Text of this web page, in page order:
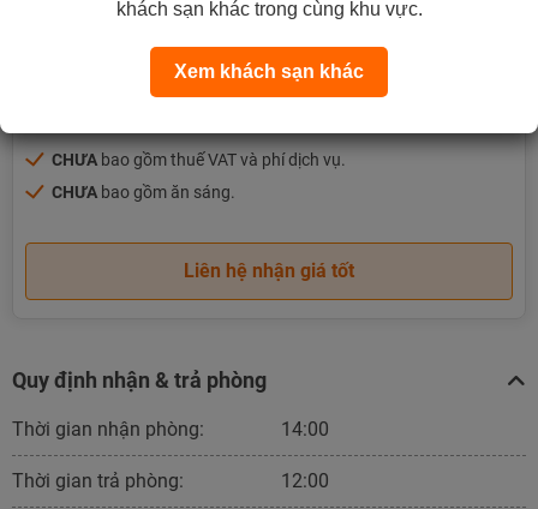
CHƯA bao gồm thuế VAT và phí dịch vụ.
CHƯA bao gồm ăn sáng.
Liên hệ nhận giá tốt
Quy định nhận & trả phòng
Thời gian nhận phòng: 14:00
Thời gian trả phòng: 12:00
khách sạn khác trong cùng khu vực.
Xem khách sạn khác